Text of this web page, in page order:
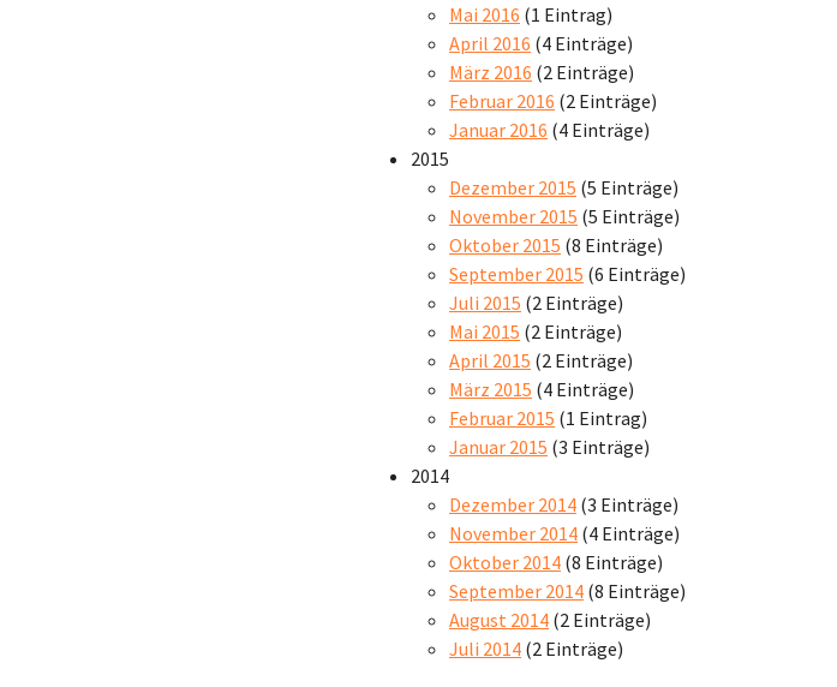
Mai 2016 (1 Eintrag)
April 2016 (4 Einträge)
März 2016 (2 Einträge)
Februar 2016 (2 Einträge)
Januar 2016 (4 Einträge)
2015
Dezember 2015 (5 Einträge)
November 2015 (5 Einträge)
Oktober 2015 (8 Einträge)
September 2015 (6 Einträge)
Juli 2015 (2 Einträge)
Mai 2015 (2 Einträge)
April 2015 (2 Einträge)
März 2015 (4 Einträge)
Februar 2015 (1 Eintrag)
Januar 2015 (3 Einträge)
2014
Dezember 2014 (3 Einträge)
November 2014 (4 Einträge)
Oktober 2014 (8 Einträge)
September 2014 (8 Einträge)
August 2014 (2 Einträge)
Juli 2014 (2 Einträge)